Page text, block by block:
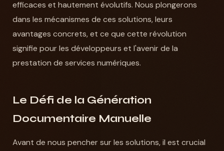
efficaces et hautement évolutifs. Nous plongerons
dans les mécanismes de ces solutions, leurs
avantages concrets, et ce que cette révolution
signifie pour les développeurs et l'avenir de la
prestation de services numériques.
Le Défi de la Génération
Documentaire Manuelle
Avant de nous pencher sur les solutions, il est crucial